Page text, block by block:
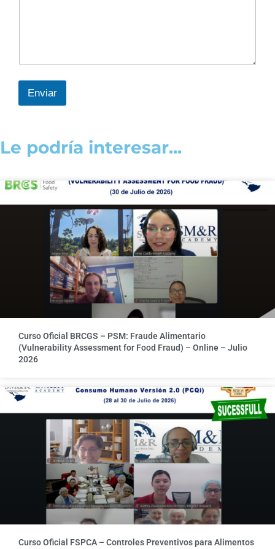
Enviar
Le podría interesar...
Curso Oficial BRCGS – PSM: Fraude Alimentario
(Vulnerability Assessment for Food Fraud) – Online – Julio
2026
Curso Oficial FSPCA – Controles Preventivos para Alimentos